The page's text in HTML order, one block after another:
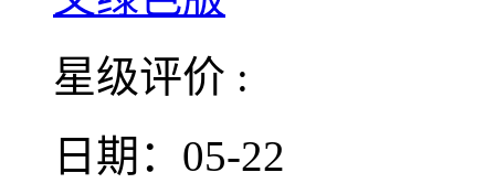
星级评价 :
日期：05-22